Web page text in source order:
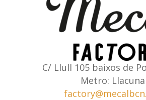
C/ Llull 105 baixos de
Metro: Llacuna